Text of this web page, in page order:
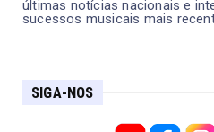
últimas notícias nacionais e
sucessos musicais mais
SIGA-NOS